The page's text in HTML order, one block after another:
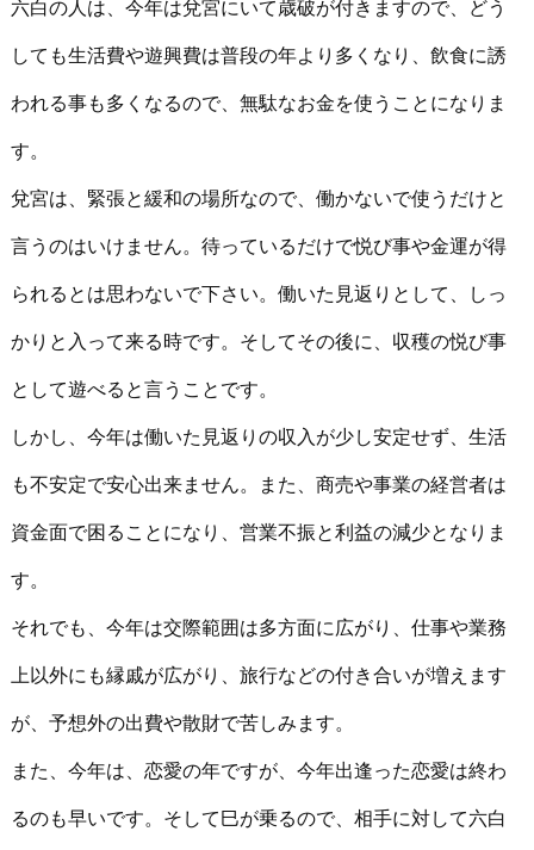
六白の人は、今年は兌宮にいて歳破が付きますので、どう
しても生活費や遊興費は普段の年より多くなり、飲食に誘
われる事も多くなるので、無駄なお金を使うことになりま
す。
兌宮は、緊張と緩和の場所なので、働かないで使うだけと
言うのはいけません。待っているだけで悦び事や金運が得
られるとは思わないで下さい。働いた見返りとして、しっ
かりと入って来る時です。そしてその後に、収穫の悦び事
として遊べると言うことです。
しかし、今年は働いた見返りの収入が少し安定せず、生活
も不安定で安心出来ません。また、商売や事業の経営者は
資金面で困ることになり、営業不振と利益の減少となりま
す。
それでも、今年は交際範囲は多方面に広がり、仕事や業務
上以外にも縁戚が広がり、旅行などの付き合いが増えます
が、予想外の出費や散財で苦しみます。
また、今年は、恋愛の年ですが、今年出逢った恋愛は終わ
るのも早いです。そして巳が乗るので、相手に対して六白